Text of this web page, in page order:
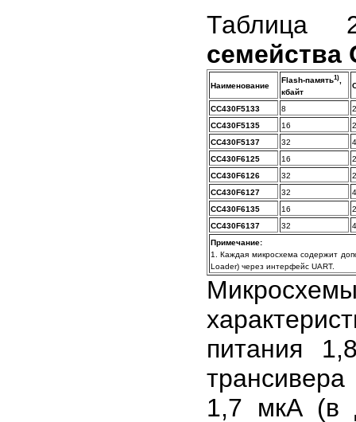
семейства
Наименование
Flash-память1),
кбайт
CC430F5133 8
2
CC430F5135
16
2
CC430F5137
32
4
CC430F6125
16
2
CC430F6126
32
2
CC430F6127
32
4
CC430F6135
16
2
CC430F6137
32
4
Примечание:
1. Каждая микросхема содержит
Loader) через интерфейс UART.
питания
1,7 мкА (в